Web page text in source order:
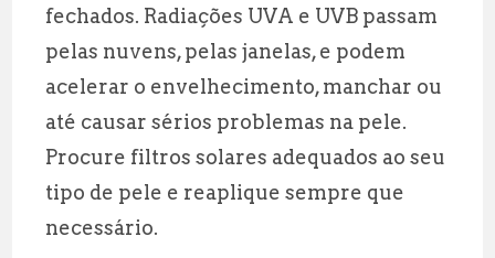
fechados. Radiações UVA e UVB passam
pelas nuvens, pelas janelas, e podem
acelerar o envelhecimento, manchar ou
até causar sérios problemas na pele.
Procure filtros solares adequados ao seu
tipo de pele e reaplique sempre que
necessário.